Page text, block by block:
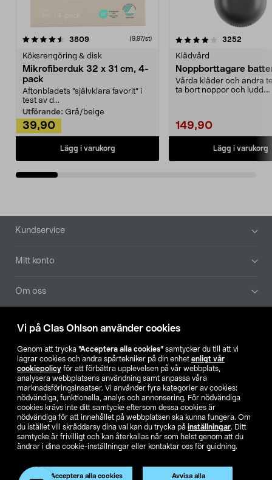
Vi på Clas Ohlson använder cookies
Genom att trycka ”Acceptera alla cookies” samtycker du till att vi
lagrar cookies och andra spårtekniker på din enhet enligt vår
cookiepolicy för att förbättra upplevelsen på vår webbplats,
analysera webbplatsens användning samt anpassa våra
marknadsföringsinsatser. Vi använder fyra kategorier av cookies:
nödvändiga, funktionella, analys och annonsering. För nödvändiga
cookies krävs inte ditt samtycke eftersom dessa cookies är
nödvändiga för att innehållet på webbplatsen ska kunna fungera. Om
du istället vill skräddarsy dina val kan du trycka på inställningar. Ditt
samtycke är frivilligt och kan återkallas när som helst genom att du
ändrar i dina cookie-inställningar eller kontaktar oss för guidning.
Acceptera alla cookies Avvisa alla
3809recensioner (9,97/st)
Köksrengöring & disk
Mikrofiberduk 32 x 31 cm, 4-
pack
Aftonbladets "självklara favorit” i
test av d...
Utförande: Grå/beige
39,90
Lägg i varukorg
4.0av 5 stjärnor 3252
Klädvård
Noppborttagare
Vårda kläder och andra
ta bort noppor och ludd.
149,90
Lägg i varukorg
4.5av 5 stjärnor
Sidfot
Kundservice
Mitt konto
Om oss
Aktuellt
Våra bolag
Hitta butik
SE NO FI